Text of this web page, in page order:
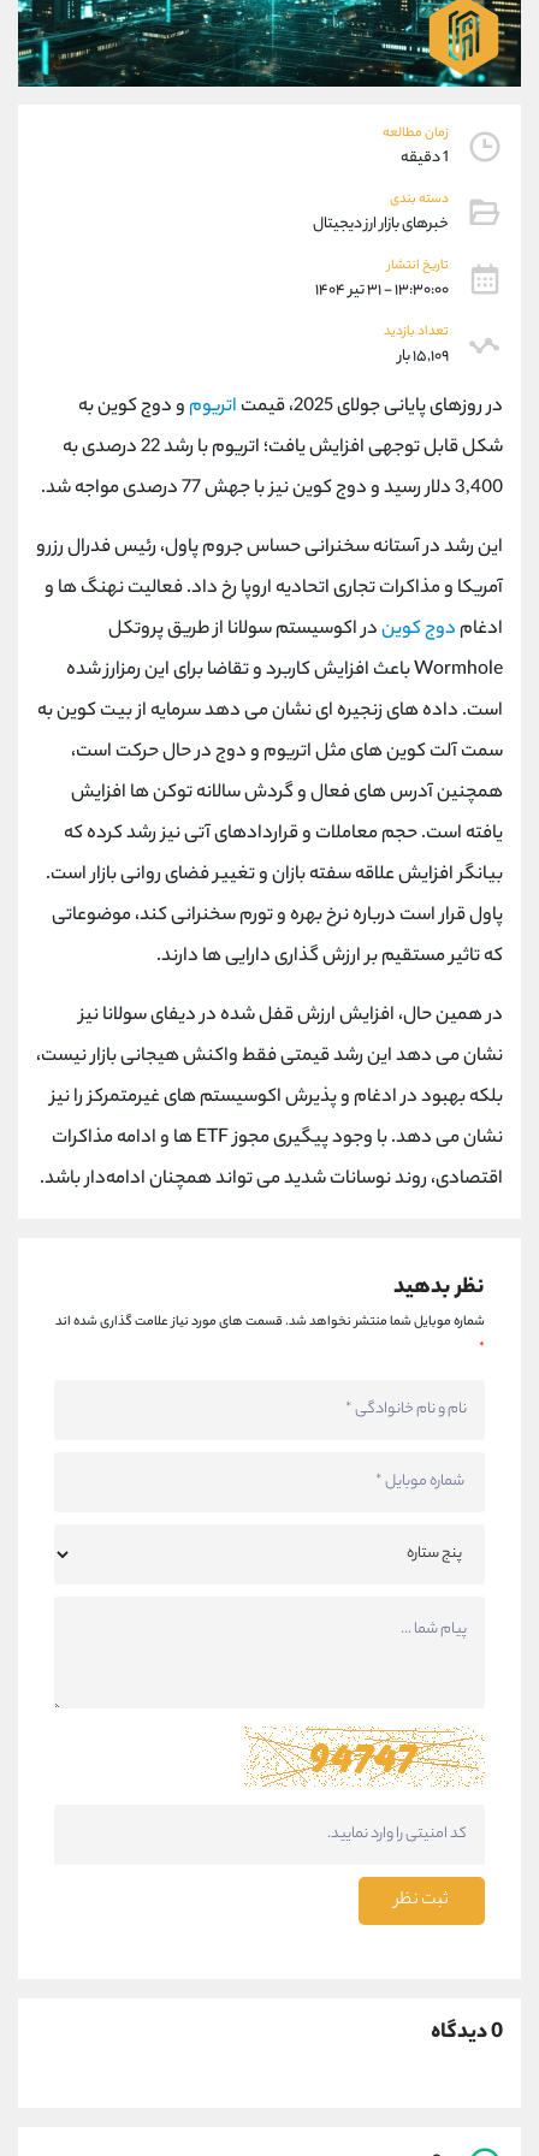
زمان مطالعه
1 دقیقه
دسته بندی
خبرهای بازار ارز دیجیتال
تاریخ انتشار
۱۳:۳۰:۰۰ - ۳۱ تیر ۱۴۰۴
تعداد بازدید
۱۵,۱۰۹ بار
در روزهای پایانی جولای 2025، قیمت اتریوم و دوج کوین به
شکل قابل توجهی افزایش یافت؛ اتریوم با رشد 22 درصدی به
3,400 دلار رسید و دوج کوین نیز با جهش 77 درصدی مواجه شد.
این رشد در آستانه‌ سخنرانی حساس جروم پاول، رئیس فدرال رزرو
آمریکا و مذاکرات تجاری اتحادیه اروپا رخ داد. فعالیت نهنگ ها و
ادغام دوج کویندر اکوسیستم سولانا از طریق پروتکل
Wormhole باعث افزایش کاربرد و تقاضا برای این رمزارز شده
است. داده های زنجیره ای نشان می دهد سرمایه از بیت کوین به
سمت آلت کوین های مثل اتریوم و دوج در حال حرکت است،
همچنین آدرس های فعال و گردش سالانه توکن ها افزایش
یافته است. حجم معاملات و قراردادهای آتی نیز رشد کرده که
بیانگر افزایش علاقه سفته بازان و تغییر فضای روانی بازار است.
پاول قرار است درباره نرخ بهره و تورم سخنرانی کند، موضوعاتی
که تاثیر مستقیم بر ارزش گذاری دارایی ها دارند.
در همین حال، افزایش ارزش قفل شده در دیفای سولانا نیز
نشان می دهد این رشد قیمتی فقط واکنش هیجانی بازار نیست،
بلکه بهبود در ادغام و پذیرش اکوسیستم های غیرمتمرکز را نیز
نشان می دهد. با وجود پیگیری مجوز ETF ها و ادامه مذاکرات
اقتصادی، روند نوسانات شدید می تواند همچنان ادامه‌دار باشد.
نظر بدهید
شماره موبایل شما منتشر نخواهد شد.قسمت های مورد نیاز علامت گذاری شده اند
*
ثبت نظر
0 دیدگاه
09304891085
واتساپ شروع گفتگو
تلگرام @Armteam_admin_103
پشتیبان فروش
موبایل
واتساپ
تلگرام
داخلی
اطلاعات تماس
021-22021030
بدون پیش شماره 90001030
اینستاگرام @alireza.mehrabii
کانال بله @alirezamehrabi_official